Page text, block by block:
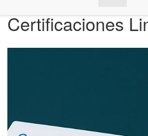
Certificaciones